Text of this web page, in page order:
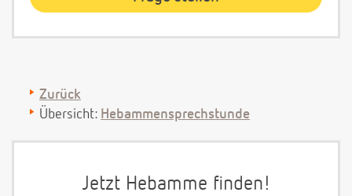
Zurück
Übersicht: Hebammensprechstunde
Jetzt Hebamme finden!